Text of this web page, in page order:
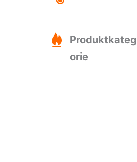
Produktkateg
orie